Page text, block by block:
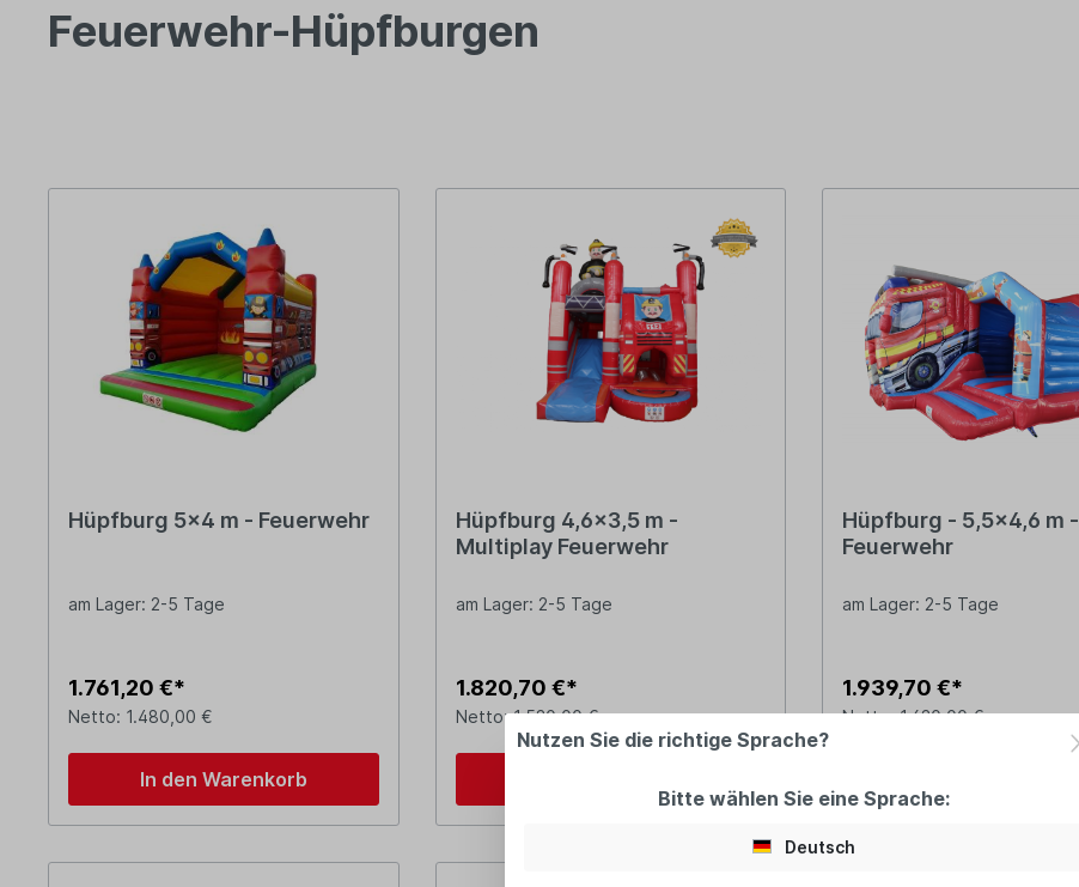
Feuerwehr-Hüpfburgen
Hüpfburg 5x4 m - Feuerwehr
am Lager: 2-5 Tage
1.761,20 €*
Netto: 1.480,00 €
In den Warenkorb
Hüpfburg 4,6x3,5 m -
Multiplay Feuerwehr
am Lager: 2-5 Tage
1.820,70 €*
Netto: 1.530,00 €
Hüpfburg - 5,5x4,6 m -
Feuerwehr
am Lager: 2-5 Tage
1.939,70 €*
Netto: 1.630,00 €
Nutzen Sie die richtige Sprache?
Bitte wählen Sie eine Sprache:
Deutsch